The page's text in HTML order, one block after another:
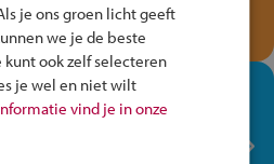
het Fiets Veilig Verkeersspel
een Cortina-fiets!
winkel ben je op je
je ons groen licht geeft
we je de beste
kunt ook zelf selecteren
je wel en niet wilt
vind je in onze